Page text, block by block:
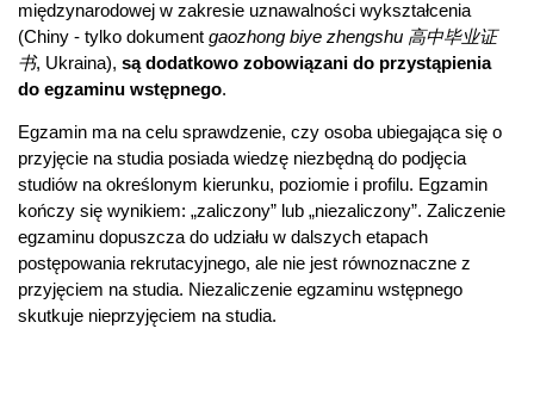
opiekun dziecka do lat trzech,
pracownik organizacji pozarządowych, których działania
skierowane są na wsparcie dzieci i młodzieży, również w
ujęciu systemowym;
pracownik służb mundurowych i zespołów
interdyscyplinarnych ds. przeciwdziałania przemocy w
rodzinie,
pracownik komisji rozwiązywania problemów alkoholowych i
innych instytucji oraz stowarzyszeń i organizacji
pozarządowych, których zadania obejmują szeroko pojętą
opiekę, wychowanie, profilaktykę społeczną i resocjalizację.
międzynarodowej w zakresie uznawalności wykształcenia
(Chiny - tylko dokument gaozhong biye zhengshu 高中毕业证
书, Ukraina), są dodatkowo zobowiązani do przystąpienia
do egzaminu wstępnego.
Egzamin ma na celu sprawdzenie, czy osoba ubiegająca się o
przyjęcie na studia posiada wiedzę niezbędną do podjęcia
studiów na określonym kierunku, poziomie i profilu. Egzamin
kończy się wynikiem: „zaliczony” lub „niezaliczony”. Zaliczenie
egzaminu dopuszcza do udziału w dalszych etapach
postępowania rekrutacyjnego, ale nie jest równoznaczne z
przyjęciem na studia. Niezaliczenie egzaminu wstępnego
skutkuje nieprzyjęciem na studia.